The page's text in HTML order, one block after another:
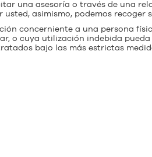
una asesoría o través de una
asimismo, podemos recoger
concerniente a una persona
o cuya utilización indebida
bajo las más estrictas